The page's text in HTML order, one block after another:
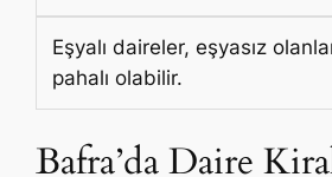
Eşyalı daireler, eşyasız
pahalı olabilir.
Bafra’da Daire